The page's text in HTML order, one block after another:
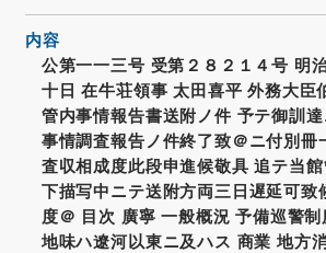
内容
公第一一三号 受第２８２１４号 明
十日 在牛荘領事 太田喜平 外務大臣
管内事情報告書送附ノ件 予テ御訓
事情調査報告ノ件終了致＠ニ付別冊
査収相成度此段申進候敬具 追テ当館
下描写中ニテ送附方両三日遅延可致
度＠ 目次 廣寧 一般概況 予備巡警
地味ハ遼河以東ニ及ハス 商業 地方